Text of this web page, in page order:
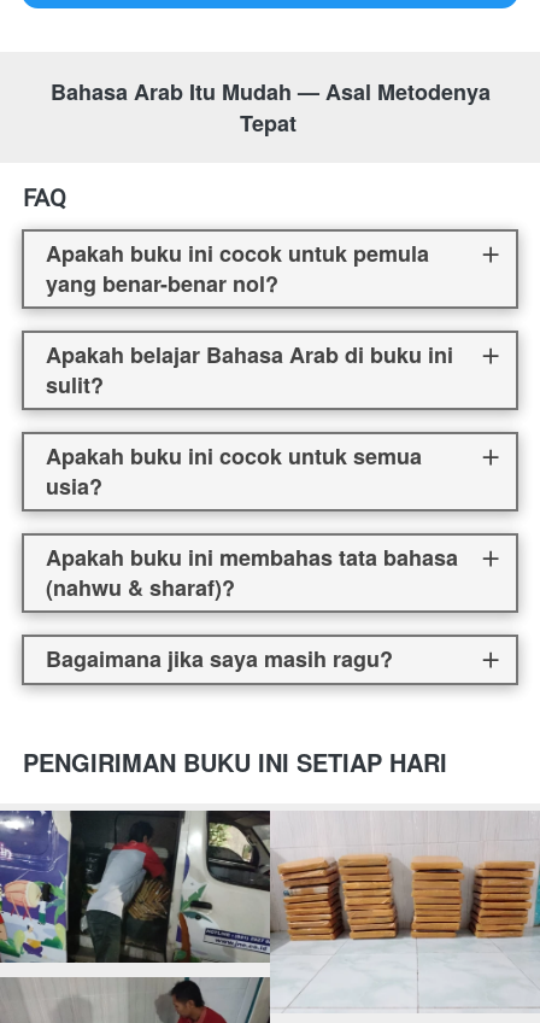
Tepat
FAQ
Apakah buku ini cocok untuk pemula
yang benar-benar nol?
Apakah belajar Bahasa Arab di buku ini
sulit?
Apakah buku ini cocok untuk semua
usia?
Apakah buku ini membahas tata bahasa
(nahwu & sharaf)?
Bagaimana jika saya masih ragu?
PENGIRIMAN BUKU INI SETIAP HARI